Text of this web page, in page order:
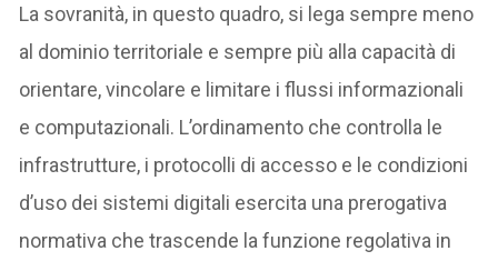
La sovranità, in questo quadro, si lega sempre meno
al dominio territoriale e sempre più alla capacità di
orientare, vincolare e limitare i flussi informazionali
e computazionali. L’ordinamento che controlla le
infrastrutture, i protocolli di accesso e le condizioni
d’uso dei sistemi digitali esercita una prerogativa
normativa che trascende la funzione regolativa in